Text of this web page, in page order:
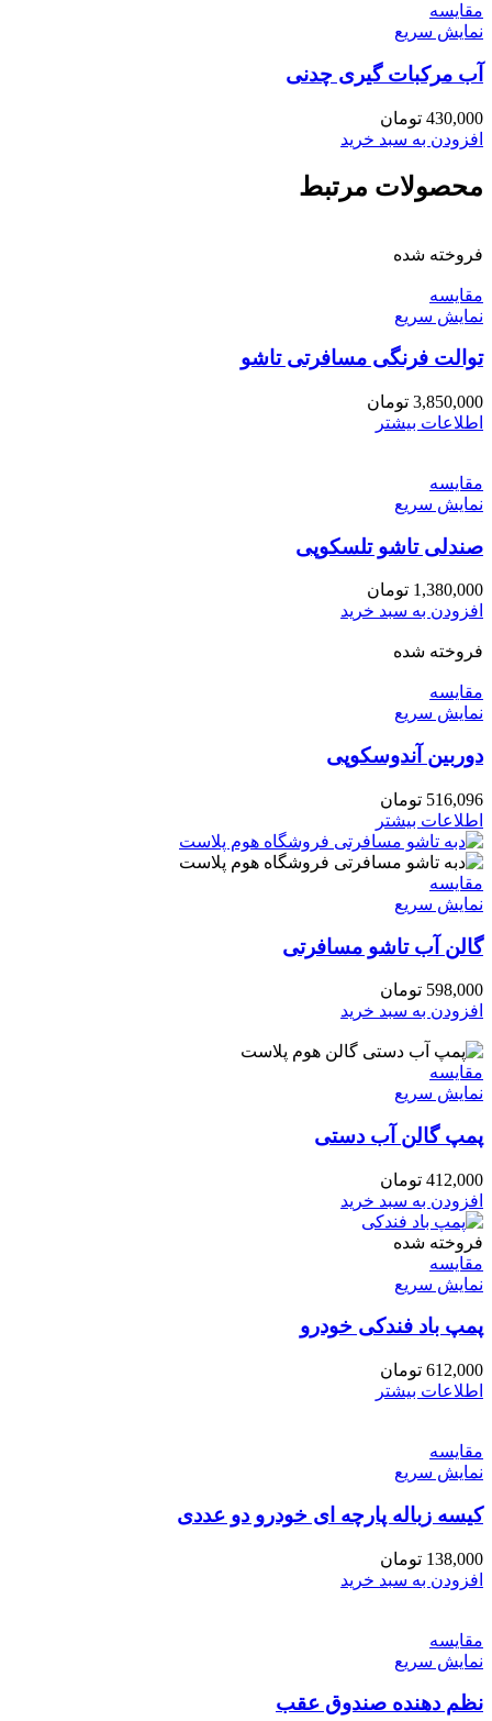
مقايسه
نمایش سریع
آب مرکبات گیری چدنی
430,000 تومان
افزودن به سبد خرید
محصولات مرتبط
فروخته شده
مقايسه
نمایش سریع
توالت فرنگی مسافرتی تاشو
3,850,000 تومان
اطلاعات بیشتر
مقايسه
نمایش سریع
صندلی تاشو تلسکوپی
1,380,000 تومان
افزودن به سبد خرید
فروخته شده
مقايسه
نمایش سریع
دوربین آندوسکوپی
516,096 تومان
اطلاعات بیشتر
مقايسه
نمایش سریع
گالن آب تاشو مسافرتی
598,000 تومان
افزودن به سبد خرید
مقايسه
نمایش سریع
پمپ گالن آب دستی
412,000 تومان
افزودن به سبد خرید
فروخته شده
مقايسه
نمایش سریع
پمپ باد فندکی خودرو
612,000 تومان
اطلاعات بیشتر
مقايسه
نمایش سریع
کیسه زباله پارچه ای خودرو دو عددی
138,000 تومان
افزودن به سبد خرید
مقايسه
نمایش سریع
نظم دهنده صندوق عقب